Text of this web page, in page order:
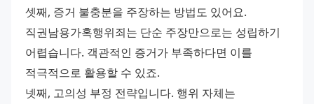
셋째, 증거 불충분을 주장하는 방법도 있어요.
직권남용가혹행위죄는 단순 주장만으로는 성립하기
어렵습니다. 객관적인 증거가 부족하다면 이를
적극적으로 활용할 수 있죠.
넷째, 고의성 부정 전략입니다. 행위 자체는